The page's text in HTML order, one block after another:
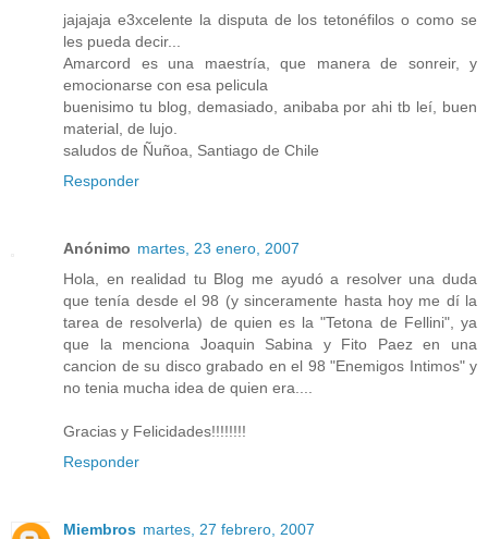
jajajaja e3xcelente la disputa de los tetonéfilos o como se
les pueda decir...
Amarcord es una maestría, que manera de sonreir, y
emocionarse con esa pelicula
buenisimo tu blog, demasiado, anibaba por ahi tb leí, buen
material, de lujo.
saludos de Ñuñoa, Santiago de Chile
Responder
Anónimo martes, 23 enero, 2007
Hola, en realidad tu Blog me ayudó a resolver una duda
que tenía desde el 98 (y sinceramente hasta hoy me dí la
tarea de resolverla) de quien es la "Tetona de Fellini", ya
que la menciona Joaquin Sabina y Fito Paez en una
cancion de su disco grabado en el 98 "Enemigos Intimos" y
no tenia mucha idea de quien era....
Gracias y Felicidades!!!!!!!!
Responder
Miembros martes, 27 febrero, 2007